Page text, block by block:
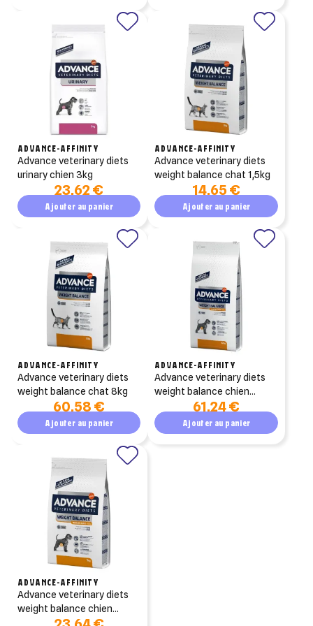
ADVANCE-AFFINITY
advance veterinary diets
urinary chien 3kg
23,62 €
Ajouter au panier
ADVANCE-AFFINITY
advance veterinary diets
weight balance chat 1,5kg
14,65 €
Ajouter au panier
ADVANCE-AFFINITY
advance veterinary diets
weight balance chat 8kg
60,58 €
Ajouter au panier
ADVANCE-AFFINITY
advance veterinary diets
weight balance chien
medium/maxi 12kg
61,24 €
Ajouter au panier
ADVANCE-AFFINITY
advance veterinary diets
weight balance chien
medium/maxi 3kg